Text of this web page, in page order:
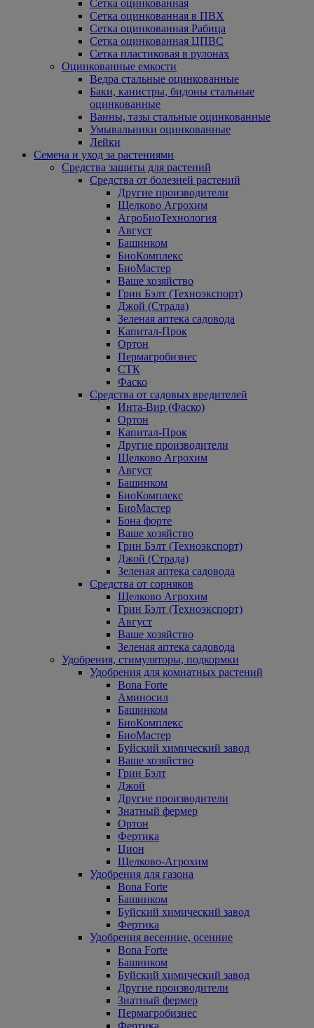
Сетка оцинкованная
Сетка оцинкованная в ПВХ
Сетка оцинкованная Рабица
Сетка оцинкованная ЦПВС
Сетка пластиковая в рулонах
Оцинкованные емкости
Ведра стальные оцинкованные
Баки, канистры, бидоны стальные
оцинкованные
Ванны, тазы стальные оцинкованные
Умывальники оцинкованные
Лейки
Семена и уход за растениями
Средства защиты для растений
Средства от болезней растений
Другие производители
Щелково Агрохим
АгроБиоТехнология
Август
Башинком
БиоКомплекс
БиоМастер
Ваше хозяйство
Грин Бэлт (Техноэкспорт)
Джой (Страда)
Зеленая аптека садовода
Капитал-Прок
Ортон
Пермагробизнес
СТК
Фаско
Средства от садовых вредителей
Инта-Вир (Фаско)
Ортон
Капитал-Прок
Другие производители
Щелково Агрохим
Август
Башинком
БиоКомплекс
БиоМастер
Бона форте
Ваше хозяйство
Грин Бэлт (Техноэкспорт)
Джой (Страда)
Зеленая аптека садовода
Средства от сорняков
Щелково Агрохим
Грин Бэлт (Техноэкспорт)
Август
Ваше хозяйство
Зеленая аптека садовода
Удобрения, стимуляторы, подкормки
Удобрения для комнатных растений
Bona Forte
Аминосил
Башинком
БиоКомплекс
БиоМастер
Буйский химический завод
Ваше хозяйство
Грин Бэлт
Джой
Другие производители
Знатный фермер
Ортон
Фертика
Цион
Щелково-Агрохим
Удобрения для газона
Bona Forte
Башинком
Буйский химический завод
Фертика
Удобрения весенние, осенние
Bona Forte
Башинком
Буйский химический завод
Другие производители
Знатный фермер
Пермагробизнес
Фертика